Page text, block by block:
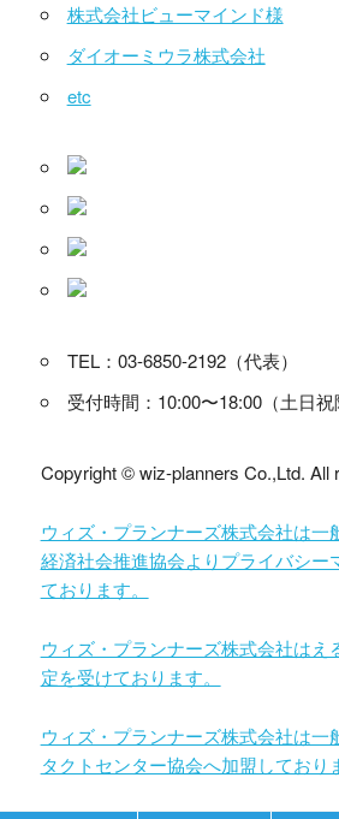
株式会社ビューマインド様
ダイオーミウラ株式会社
etc
TEL：03-6850-2192（代表）
受付時間：10:00〜18:00（土日祝
Copyright © wiz-planners Co.,Ltd. All
ウィズ・プランナーズ株式会社は一
経済社会推進協会よりプライバシー
ております。
ウィズ・プランナーズ株式会社はえ
定を受けております。
ウィズ・プランナーズ株式会社は一
タクトセンター協会へ加盟しており